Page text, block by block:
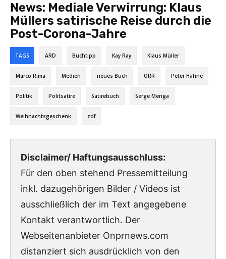
News: Mediale Verwirrung: Klaus
Müllers satirische Reise durch die
Post-Corona-Jahre
TAGS ARD Buchtipp Kay Ray Klaus Müller
Marco Rima Medien neues Buch ÖRR Peter Hahne
Politik Politsatire Satirebuch Serge Menga
Weihnachtsgeschenk zdf
Disclaimer/ Haftungsausschluss:
Für den oben stehend Pressemitteilung
inkl. dazugehörigen Bilder / Videos ist
ausschließlich der im Text angegebene
Kontakt verantwortlich. Der
Webseitenanbieter Onprnews.com
distanziert sich ausdrücklich von den